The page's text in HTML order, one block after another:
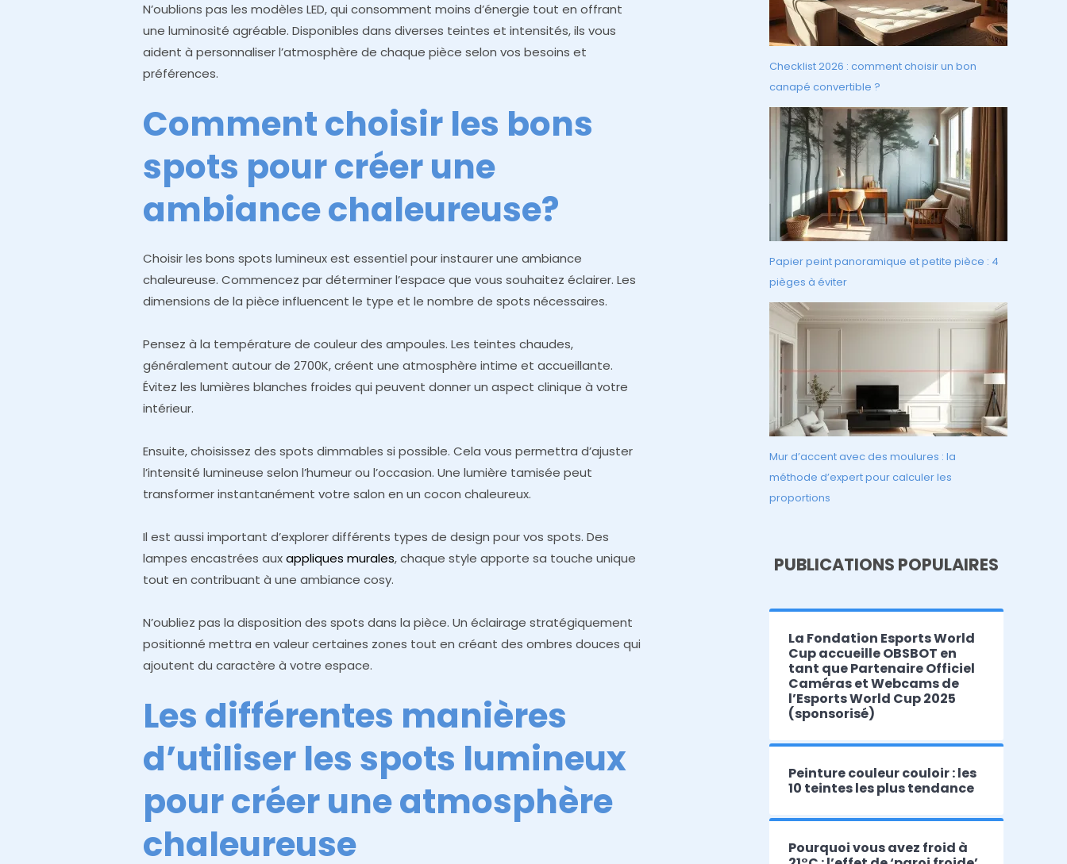
N’oublions pas les modèles LED, qui consomment moins d’énergie tout en offrant
une luminosité agréable. Disponibles dans diverses teintes et intensités, ils vous
aident à personnaliser l’atmosphère de chaque pièce selon vos besoins et
préférences.
Comment choisir les bons
spots pour créer une
ambiance chaleureuse?
Choisir les bons spots lumineux est essentiel pour instaurer une ambiance
chaleureuse. Commencez par déterminer l’espace que vous souhaitez éclairer. Les
dimensions de la pièce influencent le type et le nombre de spots nécessaires.
Pensez à la température de couleur des ampoules. Les teintes chaudes,
généralement autour de 2700K, créent une atmosphère intime et accueillante.
Évitez les lumières blanches froides qui peuvent donner un aspect clinique à votre
intérieur.
Ensuite, choisissez des spots dimmables si possible. Cela vous permettra d’ajuster
l’intensité lumineuse selon l’humeur ou l’occasion. Une lumière tamisée peut
transformer instantanément votre salon en un cocon chaleureux.
Il est aussi important d’explorer différents types de design pour vos spots. Des
lampes encastrées auxappliques murales, chaque style apporte sa touche unique
tout en contribuant à une ambiance cosy.
N’oubliez pas la disposition des spots dans la pièce. Un éclairage stratégiquement
positionné mettra en valeur certaines zones tout en créant des ombres douces qui
ajoutent du caractère à votre espace.
Les différentes manières
d’utiliser les spots lumineux
pour créer une atmosphère
chaleureuse
Checklist 2026 : comment choisir un bon
canapé convertible ?
Papier peint panoramique et petite pièce : 4
pièges à éviter
Mur d’accent avec des moulures : la
méthode d’expert pour calculer les
proportions
PUBLICATIONS POPULAIRES
La Fondation Esports World
Cup accueille OBSBOT en
tant que Partenaire Officiel
Caméras et Webcams de
l’Esports World Cup 2025
(sponsorisé)
Peinture couleur couloir : les
10 teintes les plus tendance
Pourquoi vous avez froid à